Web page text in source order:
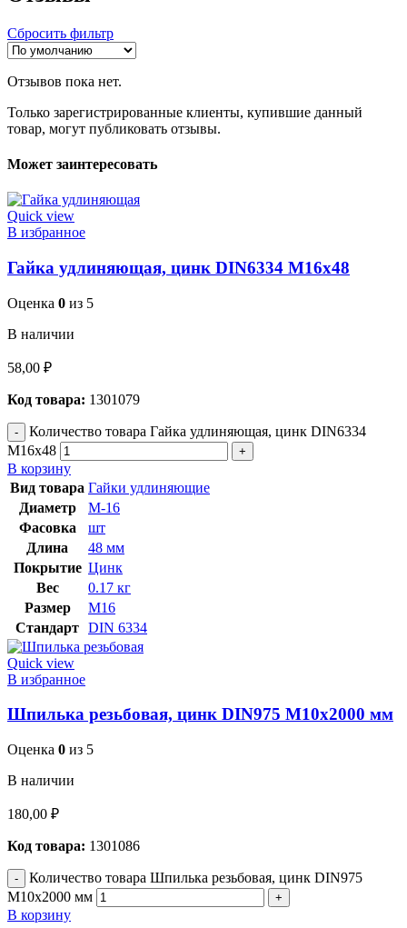
Сбросить фильтр
Отзывов пока нет.
Только зарегистрированные клиенты, купившие данный
товар, могут публиковать отзывы.
Может заинтересовать
Quick view
В избранное
Гайка удлиняющая, цинк DIN6334 М16х48
Оценка 0 из 5
В наличии
58,00 ₽
Код товара: 1301079
Количество товара Гайка удлиняющая, цинк DIN6334
М16х48
В корзину
Вид товара Гайки удлиняющие
Диаметр
М-16
Фасовка
шт
Длина
48 мм
Покрытие Цинк
Вес
0.17 кг
Размер
M16
Стандарт DIN 6334
Quick view
В избранное
Шпилька резьбовая, цинк DIN975 М10х2000 мм
Оценка 0 из 5
В наличии
180,00 ₽
Код товара: 1301086
Количество товара Шпилька резьбовая, цинк DIN975
М10х2000 мм
В корзину